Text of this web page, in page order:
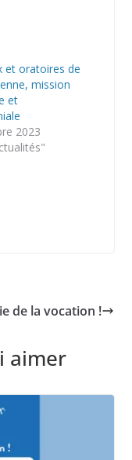
et oratoires de
mission
et
2023
de la vocation !
aimer